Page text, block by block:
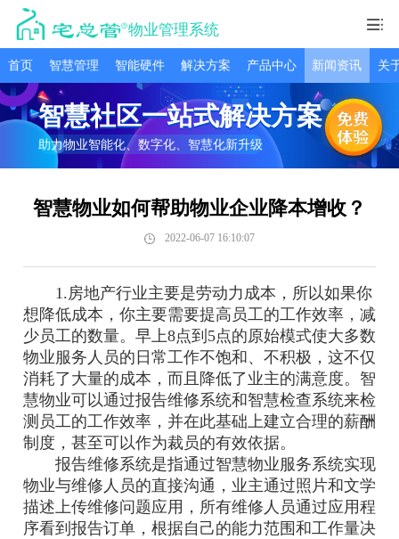
物业管理系统
首页 智慧管理 智能硬件 解决方案 产品中心 新闻资讯 关
智慧社区一站式解决方案
助力物业智能化、数字化、智慧化新升级
智慧物业如何帮助物业企业降本增收？
2022-06-07 16:10:07
1.房地产行业主要是劳动力成本，所以如果你
想降低成本，你主要需要提高员工的工作效率，减
少员工的数量。早上8点到5点的原始模式使大多数
物业服务人员的日常工作不饱和、不积极，这不仅
消耗了大量的成本，而且降低了业主的满意度。智
慧物业可以通过报告维修系统和智慧检查系统来检
测员工的工作效率，并在此基础上建立合理的薪酬
制度，甚至可以作为裁员的有效依据。
报告维修系统是指通过智慧物业服务系统实现
物业与维修人员的直接沟通，业主通过照片和文学
描述上传维修问题应用，所有维修人员通过应用程
序看到报告订单，根据自己的能力范围和工作量决